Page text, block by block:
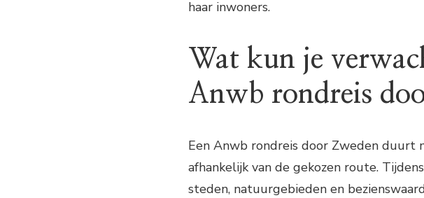
haar inwoners.
Wat kun je
Anwb rondreis
Een Anwb rondreis door Zweden duurt
afhankelijk van de gekozen route.
steden, natuurgebieden en